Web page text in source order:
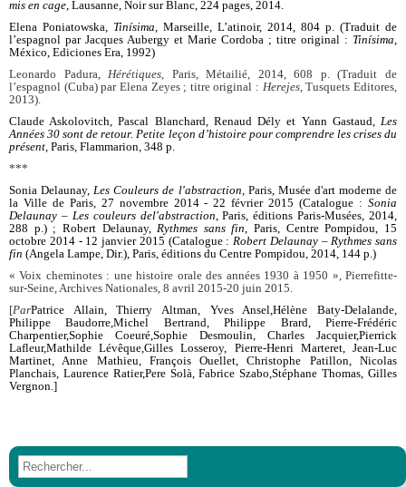
mis en cage , Lausanne, Noir sur Blanc, 224 pages, 2014.
Elena Poniatowska, Tinísima , Marseille, L’atinoir, 2014, 804 p. (Traduit de
l’espagnol par Jacques Aubergy et Marie Cordoba ; titre original : Tinísima
México, Ediciones Era, 1992)
Leonardo Padura, Hérétiques , Paris, Métailié, 2014, 608 p. (Traduit de
l’espagnol (Cuba) par Elena Zeyes ; titre original : Herejes, Tusquets Editores,
2013).
Claude Askolovitch, Pascal Blanchard, Renaud Dély et Yann Gastaud, Les
Années 30 sont de retour. Petite leçon d’histoire pour comprendre les crises du
présent , Paris, Flammarion, 348 p.
***
Sonia Delaunay, Les Couleurs de l'abstraction , Paris, Musée d'art moderne de
la Ville de Paris, 27 novembre 2014 - 22 février 2015 (Catalogue : Sonia
Delaunay – Les couleurs del'abstraction , Paris, éditions Paris-Musées, 2014,
288 p.) ; Robert Delaunay, Rythmes sans fin , Paris, Centre Pompidou, 15
octobre 2014 - 12 janvier 2015 (Catalogue : Robert Delaunay – Rythmes sans
fin (Angela Lampe, Dir.), Paris, éditions du Centre Pompidou, 2014, 144 p.)
« Voix cheminotes : une histoire orale des années 1930 à 1950 », Pierrefitte-
sur-Seine, Archives Nationales, 8 avril 2015-20 juin 2015.
[ParPatrice Allain, Thierry Altman, Yves Ansel,Hélène Baty-Delalande,
Philippe Baudorre,Michel Bertrand, Philippe Brard, Pierre-Frédéric
Charpentier,Sophie Coeuré, Sophie Desmoulin, Charles Jacquier,Pierrick
Lafleur,Mathilde Lévêque,Gilles Losseroy, Pierre-Henri Marteret, Jean-Luc
Martinet, Anne Mathieu, François Ouellet, Christophe Patillon, Nicolas
Planchais, Laurence Ratier,Pere Solà, Fabrice Szabo,Stéphane Thomas, Gilles
Vergnon.]